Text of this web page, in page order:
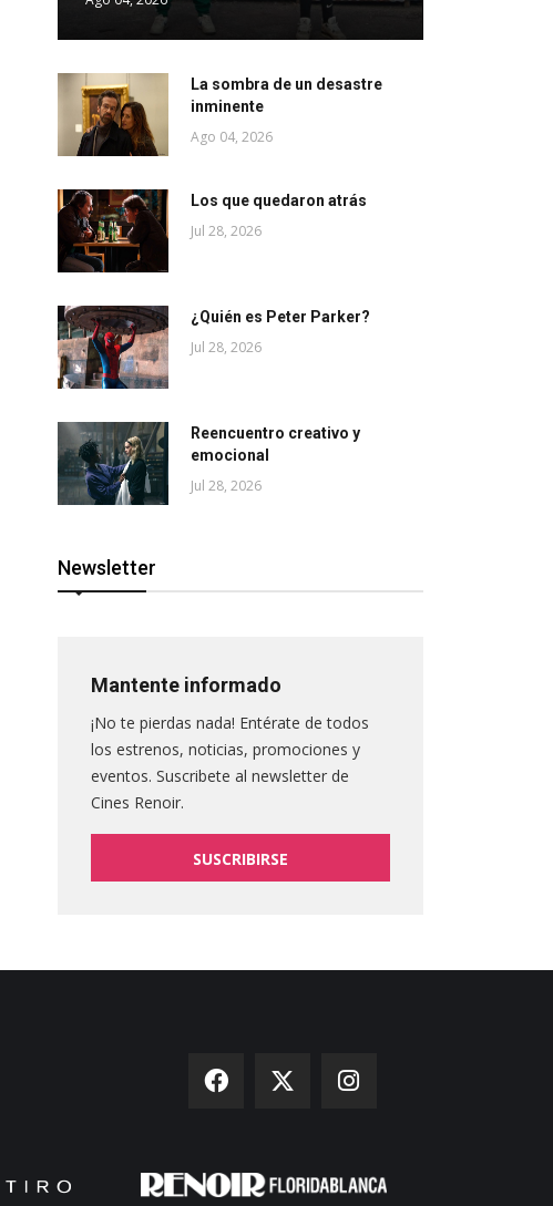
La sombra de un desastre
inminente
Ago 04, 2026
Los que quedaron atrás
Jul 28, 2026
¿Quién es Peter Parker?
Jul 28, 2026
Reencuentro creativo y
emocional
Jul 28, 2026
Newsletter
Mantente informado
¡No te pierdas nada! Entérate de todos
los estrenos, noticias, promociones y
eventos. Suscribete al newsletter de
Cines Renoir.
SUSCRIBIRSE